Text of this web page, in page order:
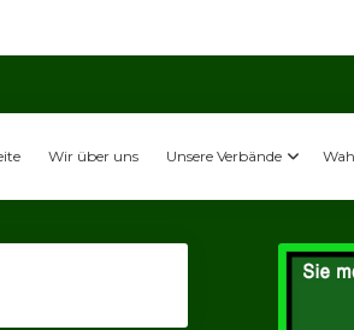
Wir über uns Unsere Verbände